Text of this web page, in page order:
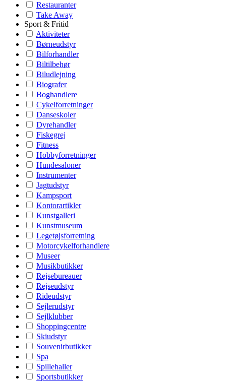
Restauranter
Take Away
Sport & Fritid
Aktiviteter
Børneudstyr
Bilforhandler
Biltilbehør
Biludlejning
Biografer
Boghandlere
Cykelforretninger
Danseskoler
Dyrehandler
Fiskegrej
Fitness
Hobbyforretninger
Hundesaloner
Instrumenter
Jagtudstyr
Kampsport
Kontorartikler
Kunstgalleri
Kunstmuseum
Legetøjsforretning
Motorcykelforhandlere
Museer
Musikbutikker
Rejsebureauer
Rejseudstyr
Rideudstyr
Sejlerudstyr
Sejlklubber
Shoppingcentre
Skiudstyr
Souvenirbutikker
Spa
Spillehaller
Sportsbutikker